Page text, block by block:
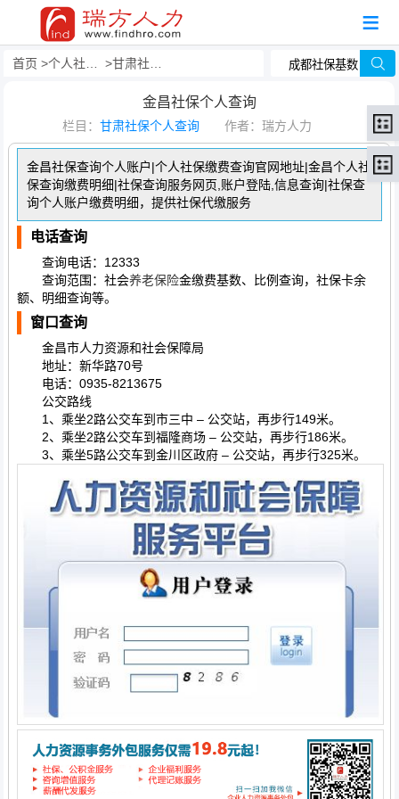
首页 个人社保查询 甘肃社保个人查询
金昌社保个人查询
栏目： 甘肃社保个人查询 作者：瑞方人力
金昌社保查询个人账户|个人社保缴费查询官网地址|金昌个人社
保查询缴费明细|社保查询服务网页,账户登陆,信息查询|社保查
询个人账户缴费明细，提供社保代缴服务
电话查询
查询电话：12333
查询范围：社会养老保险金缴费基数、比例查询，社保卡余
额、明细查询等。
窗口查询
金昌市人力资源和社会保障局
地址：新华路70号
电话：0935-8213675
公交路线
1、乘坐2路公交车到市三中 – 公交站，再步行149米。
2、乘坐2路公交车到福隆商场 – 公交站，再步行186米。
3、乘坐5路公交车到金川区政府 – 公交站，再步行325米。